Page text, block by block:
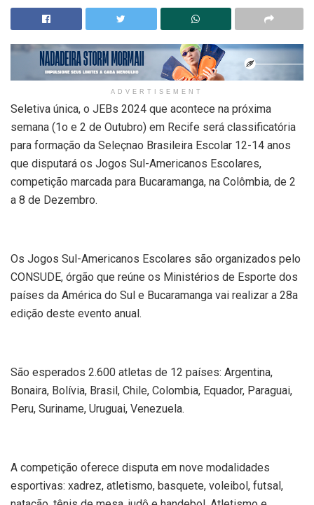
ADVERTISEMENT
Seletiva única, o JEBs 2024 que acontece na próxima
semana (1o e 2 de Outubro) em Recife será classificatória
para formação da Seleçnao Brasileira Escolar 12-14 anos
que disputará os Jogos Sul-Americanos Escolares,
competição marcada para Bucaramanga, na Colômbia, de 2
a 8 de Dezembro.
Os Jogos Sul-Americanos Escolares são organizados pelo
CONSUDE, órgão que reúne os Ministérios de Esporte dos
países da América do Sul e Bucaramanga vai realizar a 28a
edição deste evento anual.
São esperados 2.600 atletas de 12 países: Argentina,
Bonaira, Bolívia, Brasil, Chile, Colombia, Equador, Paraguai,
Peru, Suriname, Uruguai, Venezuela.
A competição oferece disputa em nove modalidades
esportivas: xadrez, atletismo, basquete, voleibol, futsal,